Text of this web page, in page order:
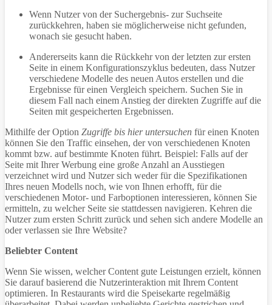
Wenn Nutzer von der Suchergebnis- zur Suchseite
zurückkehren, haben sie möglicherweise nicht gefunden,
wonach sie gesucht haben.
Andererseits kann die Rückkehr von der letzten zur ersten
Seite in einem Konfigurationszyklus bedeuten, dass Nutzer
verschiedene Modelle des neuen Autos erstellen und die
Ergebnisse für einen Vergleich speichern. Suchen Sie in
diesem Fall nach einem Anstieg der direkten Zugriffe auf die
Seiten mit gespeicherten Ergebnissen.
Mithilfe der Option Zugriffe bis hier untersuchen für einen Knoten
können Sie den Traffic einsehen, der von verschiedenen Knoten
kommt bzw. auf bestimmte Knoten führt. Beispiel: Falls auf der
Seite mit Ihrer Werbung eine große Anzahl an Ausstiegen
verzeichnet wird und Nutzer sich weder für die Spezifikationen
Ihres neuen Modells noch, wie von Ihnen erhofft, für die
verschiedenen Motor- und Farboptionen interessieren, können Sie
ermitteln, zu welcher Seite sie stattdessen navigieren. Kehren die
Nutzer zum ersten Schritt zurück und sehen sich andere Modelle an
oder verlassen sie Ihre Website?
Beliebter Content
Wenn Sie wissen, welcher Content gute Leistungen erzielt, können
Sie darauf basierend die Nutzerinteraktion mit Ihrem Content
optimieren. In Restaurants wird die Speisekarte regelmäßig